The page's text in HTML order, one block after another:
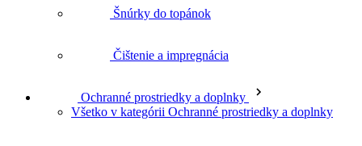
Šnúrky do topánok
Čištenie a impregnácia
Ochranné prostriedky a doplnky
Všetko v kategórii Ochranné prostriedky a doplnky